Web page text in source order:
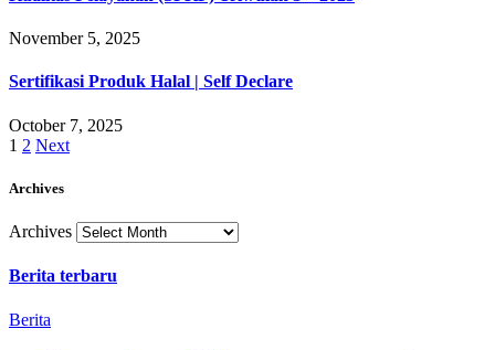
November 5, 2025
Sertifikasi Produk Halal | Self Declare
October 7, 2025
1 2 Next
Archives
Archives
Berita terbaru
Berita